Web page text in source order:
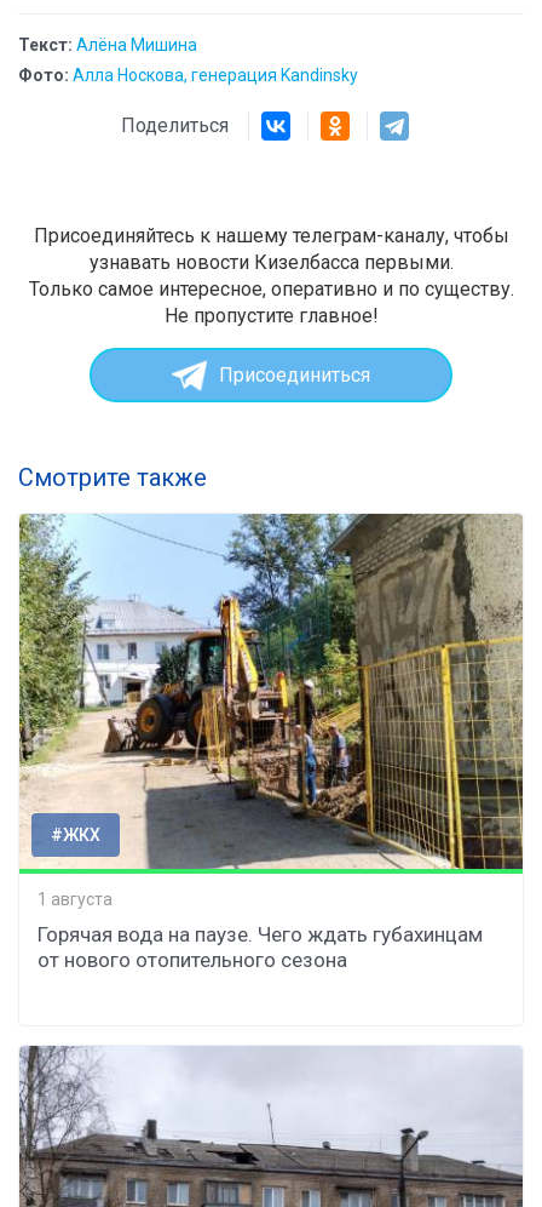
Текст: Алёна Мишина
Фото: Алла Носкова, генерация Kandinsky
Поделиться
Присоединяйтесь к нашему телеграм-каналу, чтобы
узнавать новости Кизелбасса первыми.
Только самое интересное, оперативно и по существу.
Не пропустите главное!
Присоединиться
Смотрите также
#ЖКХ
1 августа
Горячая вода на паузе. Чего ждать губахинцам
от нового отопительного сезона